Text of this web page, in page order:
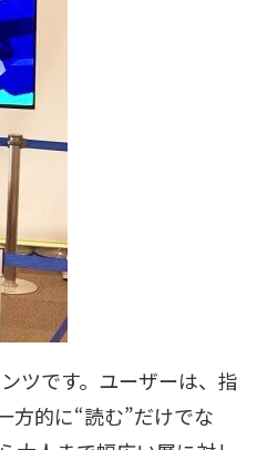
ツです。ユーザーは、指
方的に“読む”だけでな